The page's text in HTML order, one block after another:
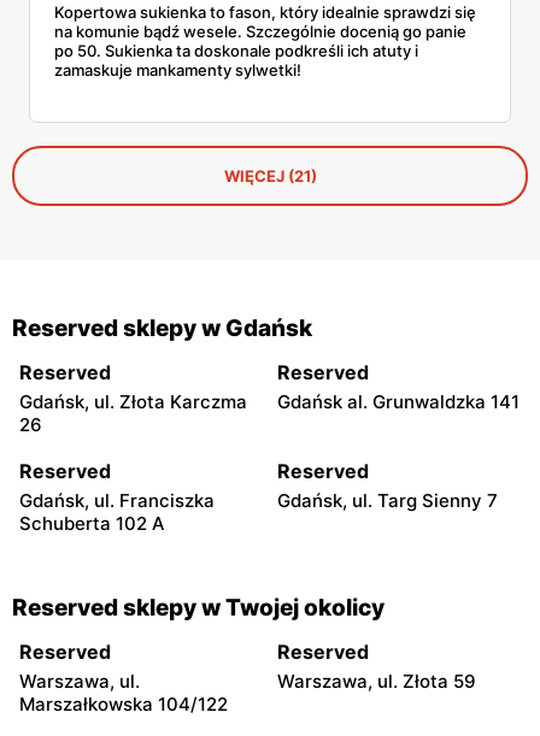
Kopertowa sukienka to fason, który idealnie sprawdzi się
na komunie bądź wesele. Szczególnie docenią go panie
po 50. Sukienka ta doskonale podkreśli ich atuty i
zamaskuje mankamenty sylwetki!
WIĘCEJ (21)
Reserved sklepy w Gdańsk
Reserved
Gdańsk, ul. Złota Karczma
26
Reserved
Gdańsk al. Grunwaldzka 141
Reserved
Gdańsk, ul. Franciszka
Schuberta 102 A
Reserved
Gdańsk, ul. Targ Sienny 7
Reserved sklepy w Twojej okolicy
Reserved
Warszawa, ul.
Marszałkowska 104/122
Reserved
Warszawa, ul. Złota 59